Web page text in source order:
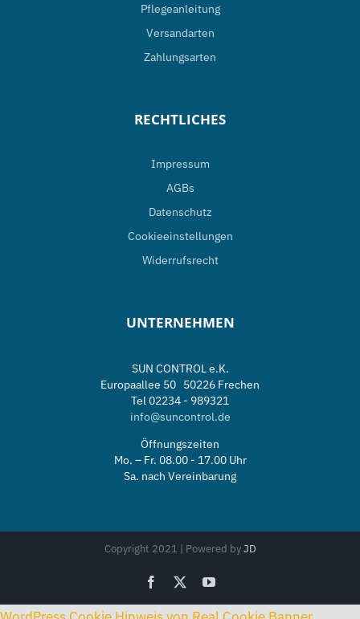
gewählt
werden
Pflegeanleitung
Versandarten
Zahlungsarten
RECHTLICHES
Impressum
AGBs
Datenschutz
Cookieeinstellungen
Widerrufsrecht
UNTERNEHMEN
SUN CONTROL e.K.
Europaallee 50 50226 Frechen
Tel 02234 - 989321
info@suncontrol.de
Öffnungszeiten
Mo. – Fr. 08.00 - 17.00 Uhr
Sa. nach Vereinbarung
Copyright 2021 | Powered byJD
Facebook YouTube